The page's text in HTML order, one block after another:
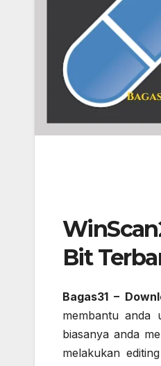
Bit
Bagas31 –
membantu anda
biasanya anda
melakukan